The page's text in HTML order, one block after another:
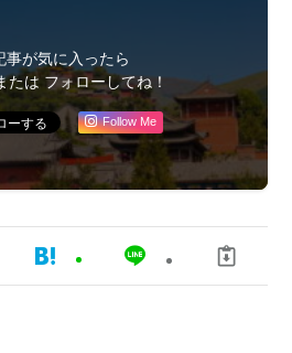
事が気に入ったら
たは フォローしてね！
Follow Me